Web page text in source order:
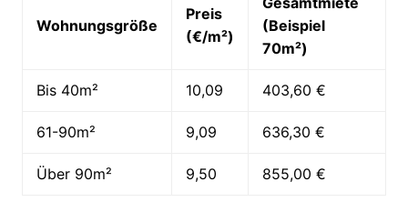
Wohnungsgröße
Preis
(€/m²)
(Beispiel
70m²)
Bis 40m² 10,09 403,60 €
61-90m² 9,09 636,30 €
Über 90m² 9,50 855,00 €